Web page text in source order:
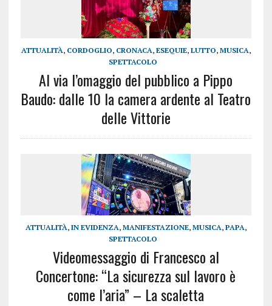
ATTUALITÀ, CORDOGLIO, CRONACA, ESEQUIE, LUTTO, MUSICA,
SPETTACOLO
Al via l’omaggio del pubblico a Pippo
Baudo: dalle 10 la camera ardente al Teatro
delle Vittorie
ATTUALITÀ, IN EVIDENZA, MANIFESTAZIONE, MUSICA, PAPA,
SPETTACOLO
Videomessaggio di Francesco al
Concertone: “La sicurezza sul lavoro è
come l’aria” – La scaletta